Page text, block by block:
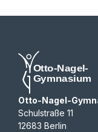
Otto-Nagel-
Schulstraße 11
12683 Berlin